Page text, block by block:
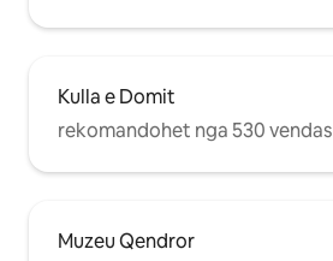
Kulla e Domit
rekomandohet nga 530 vendas
Muzeu Qendror